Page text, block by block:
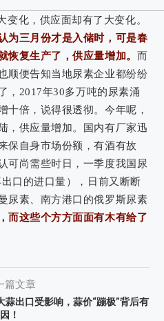
变化，供应面却有了大变化。
为三月份才是入储时，可是春
恢复生产了，供应量增加。 而
顺便告知当地尿素企业都纷纷
，2017年30多万吨的尿素涌
十倍，说得很透彻。今年呢，
，供应量增加。国内有厂家迅
保自身市场份额，有酒有故
可尚需些时日，一季度我国尿
口的进口量），日前又断断
尿素、南方港口的俄罗斯尿素
而这些个方方面面有木有给了
篇文章
蒜出口受影响，蒜价“蹦极”背后有
因！